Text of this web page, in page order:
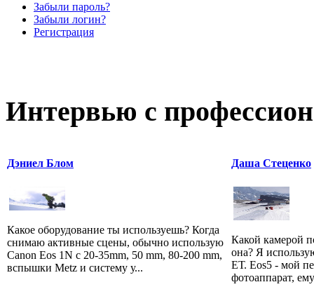
Забыли пароль?
Забыли логин?
Регистрация
Интервью с
Дэниел Блом
Какое оборудование ты используешь? Когда
снимаю активные сцены, обычно использую
Canon Eos 1N c 20-35mm, 50 mm, 80-200 mm,
вспышки Metz и систему у...
Даша Стеценко
Какой камерой
она? Я
ЕТ. Eos5 - мой
фотоаппарат,